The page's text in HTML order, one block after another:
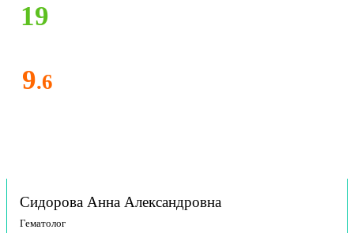
19
9.6
Сидорова Анна Александровна
Гематолог